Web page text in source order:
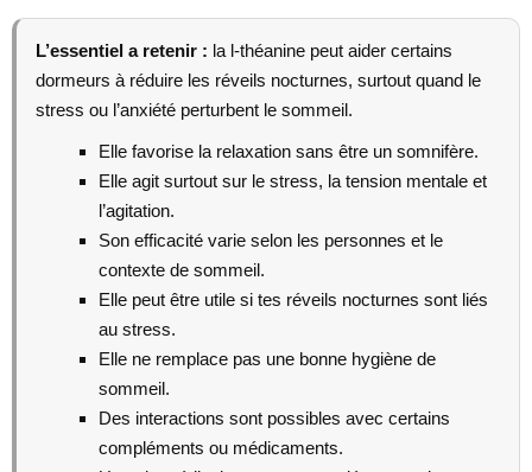
L’essentiel a retenir : la l-théanine peut aider certains
dormeurs à réduire les réveils nocturnes, surtout quand le
stress ou l’anxiété perturbent le sommeil.
Elle favorise la relaxation sans être un somnifère.
Elle agit surtout sur le stress, la tension mentale et
l’agitation.
Son efficacité varie selon les personnes et le
contexte de sommeil.
Elle peut être utile si tes réveils nocturnes sont liés
au stress.
Elle ne remplace pas une bonne hygiène de
sommeil.
Des interactions sont possibles avec certains
compléments ou médicaments.